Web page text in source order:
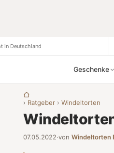
in Deutschland
Geschenke
› Ratgeber › Windeltorten
07.05.2022·von Windeltorten